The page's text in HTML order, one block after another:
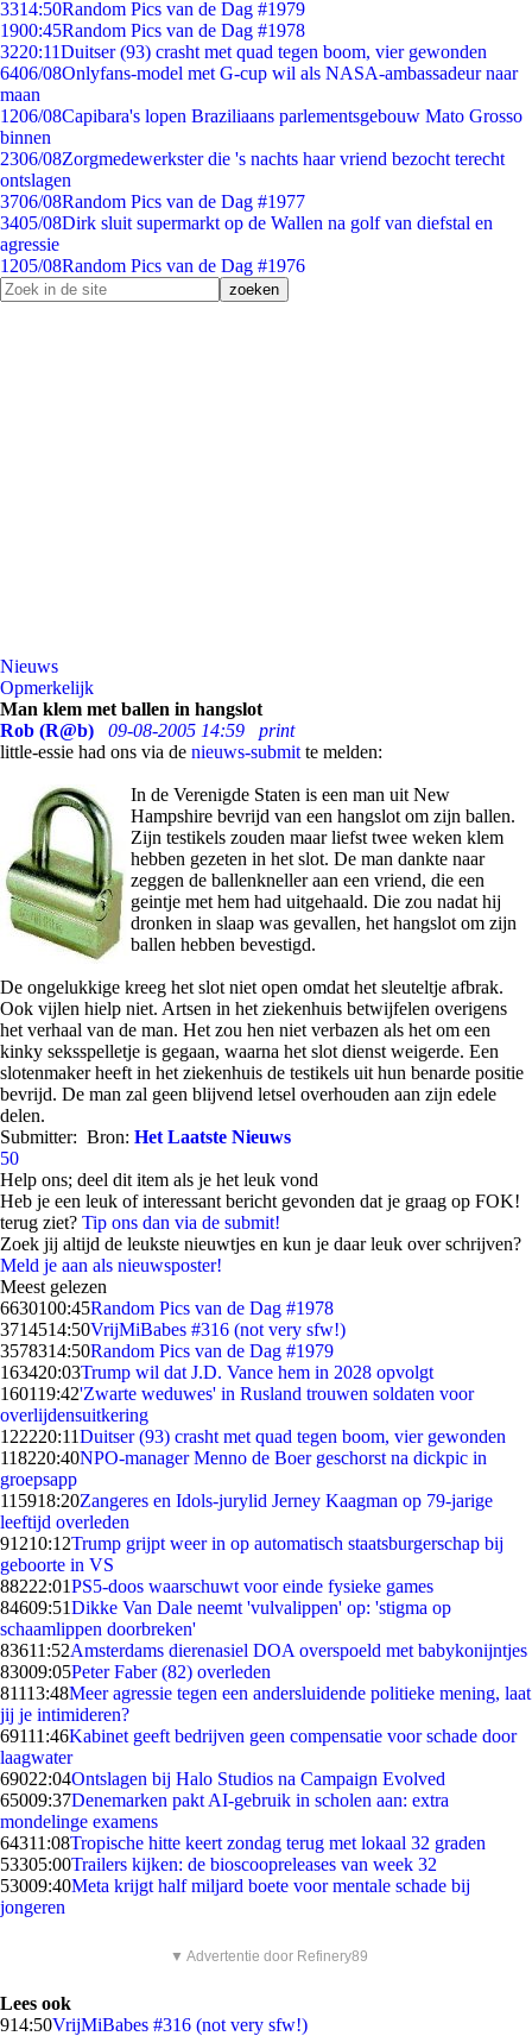
3314:50Random Pics van de Dag #1979
1900:45Random Pics van de Dag #1978
3220:11Duitser (93) crasht met quad tegen boom, vier gewonden
6406/08Onlyfans-model met G-cup wil als NASA-ambassadeur naar
maan
1206/08Capibara's lopen Braziliaans parlementsgebouw Mato Grosso
binnen
2306/08Zorgmedewerkster die 's nachts haar vriend bezocht terecht
ontslagen
3706/08Random Pics van de Dag #1977
3405/08Dirk sluit supermarkt op de Wallen na golf van diefstal en
agressie
1205/08Random Pics van de Dag #1976
Nieuws
Opmerkelijk
Man klem met ballen in hangslot
Rob (R@b)
09-08-2005 14:59
print
little-essie had ons via de nieuws-submit te melden:
In de Verenigde Staten is een man uit New
Hampshire bevrijd van een hangslot om zijn ballen.
Zijn testikels zouden maar liefst twee weken klem
hebben gezeten in het slot. De man dankte naar
zeggen de ballenkneller aan een vriend, die een
geintje met hem had uitgehaald. Die zou nadat hij
dronken in slaap was gevallen, het hangslot om zijn
ballen hebben bevestigd.
De ongelukkige kreeg het slot niet open omdat het sleuteltje afbrak.
Ook vijlen hielp niet. Artsen in het ziekenhuis betwijfelen overigens
het verhaal van de man. Het zou hen niet verbazen als het om een
kinky seksspelletje is gegaan, waarna het slot dienst weigerde. Een
slotenmaker heeft in het ziekenhuis de testikels uit hun benarde positie
bevrijd. De man zal geen blijvend letsel overhouden aan zijn edele
delen.
Submitter: Bron: Het Laatste Nieuws
50
Help ons; deel dit item als je het leuk vond
Heb je een leuk of interessant bericht gevonden dat je graag op FOK!
terug ziet? Tip ons dan via de submit!
Zoek jij altijd de leukste nieuwtjes en kun je daar leuk over schrijven?
Meld je aan als nieuwsposter!
Meest gelezen
6630100:45Random Pics van de Dag #1978
3714514:50VrijMiBabes #316 (not very sfw!)
3578314:50Random Pics van de Dag #1979
163420:03Trump wil dat J.D. Vance hem in 2028 opvolgt
160119:42'Zwarte weduwes' in Rusland trouwen soldaten voor
overlijdensuitkering
122220:11Duitser (93) crasht met quad tegen boom, vier gewonden
118220:40NPO-manager Menno de Boer geschorst na dickpic in
groepsapp
115918:20Zangeres en Idols-jurylid Jerney Kaagman op 79-jarige
leeftijd overleden
91210:12Trump grijpt weer in op automatisch staatsburgerschap bij
geboorte in VS
88222:01PS5-doos waarschuwt voor einde fysieke games
84609:51Dikke Van Dale neemt 'vulvalippen' op: 'stigma op
schaamlippen doorbreken'
83611:52Amsterdams dierenasiel DOA overspoeld met babykonijntjes
83009:05Peter Faber (82) overleden
81113:48Meer agressie tegen een andersluidende politieke mening, laat
jij je intimideren?
69111:46Kabinet geeft bedrijven geen compensatie voor schade door
laagwater
69022:04Ontslagen bij Halo Studios na Campaign Evolved
65009:37Denemarken pakt AI-gebruik in scholen aan: extra
mondelinge examens
64311:08Tropische hitte keert zondag terug met lokaal 32 graden
53305:00Trailers kijken: de bioscoopreleases van week 32
53009:40Meta krijgt half miljard boete voor mentale schade bij
jongeren
▼ Advertentie door Refinery89
Lees ook
914:50VrijMiBabes #316 (not very sfw!)